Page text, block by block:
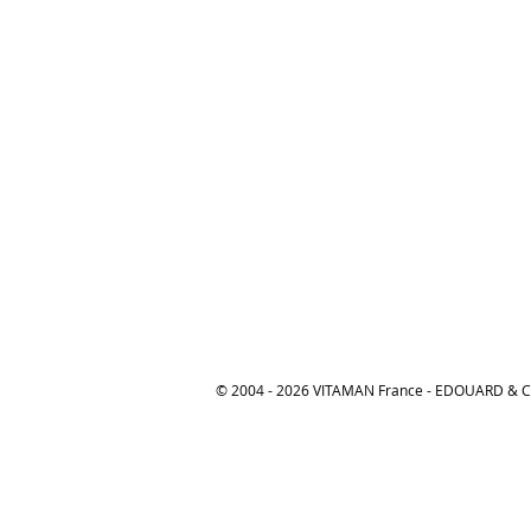
© 2004 - 2026 VITAMAN France - EDOUARD &